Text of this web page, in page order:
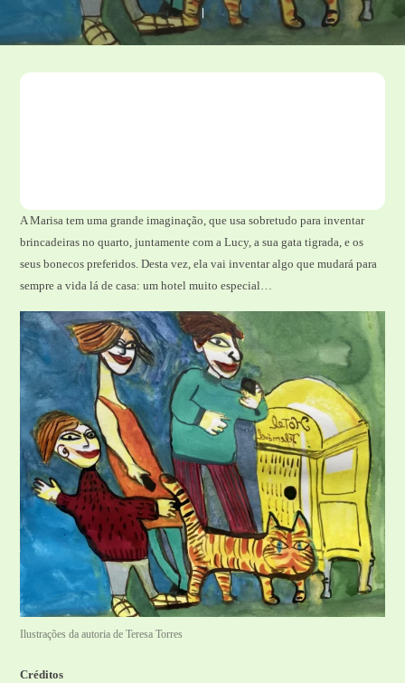
A Marisa tem uma grande imaginação, que usa sobretudo para inventar
brincadeiras no quarto, juntamente com a Lucy, a sua gata tigrada, e os
seus bonecos preferidos. Desta vez, ela vai inventar algo que mudará para
sempre a vida lá de casa: um hotel muito especial…
Ilustrações da autoria de Teresa Torres
Créditos